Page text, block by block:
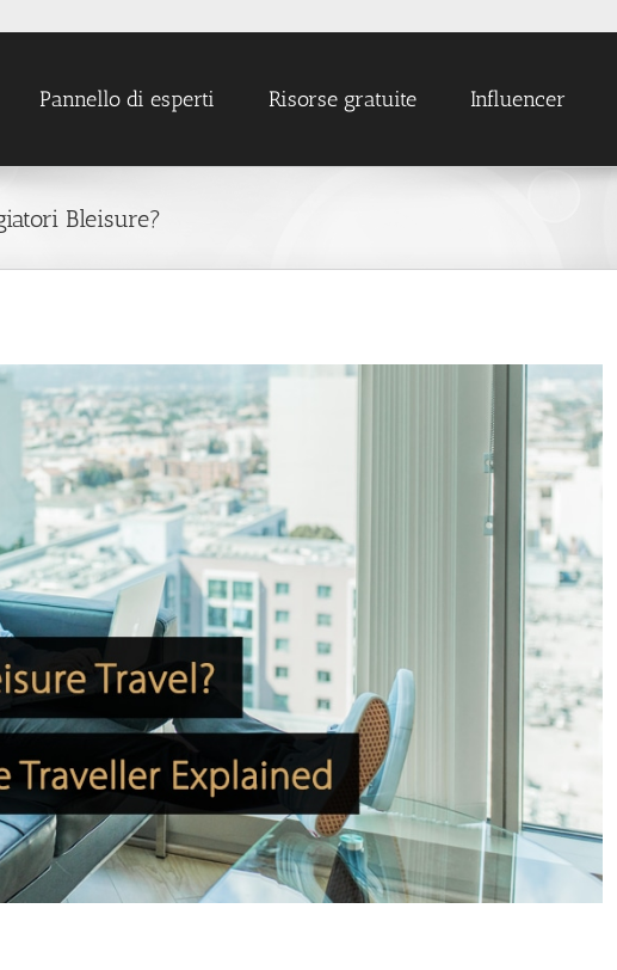
Pannello di esperti Risorse gratuite Influencer
Bleisure?